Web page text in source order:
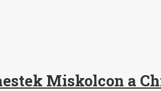
Miskolcon a